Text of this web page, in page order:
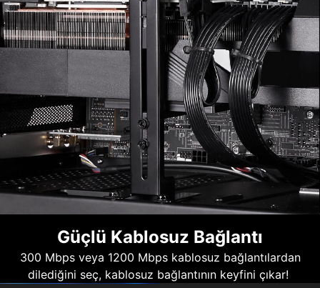
Güçlü Kablosuz Bağlantı
300 Mbps veya 1200 Mbps kablosuz bağlantılardan
dilediğini seç, kablosuz bağlantının keyfini çıkar!